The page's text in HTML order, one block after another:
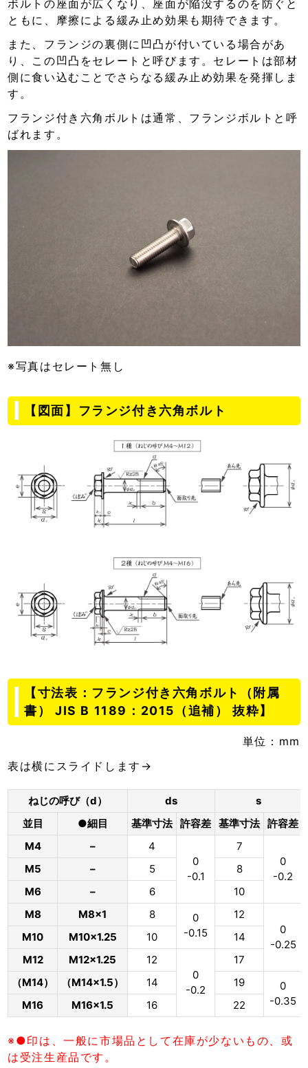
ボルトの座面が広くなり、座面が陥没するのを防ぐと
ともに、摩擦による緩み止め効果も期待できます。
また、フランジの裏側に凹凸が付いている場合があ
り、この凹凸をセレートと呼びます。セレートは部材
側に食い込むことでさらなる緩み止め効果を発揮しま
す。
フランジ付き六角ボルトは通常、フランジボルトと呼
ばれます。
※写真はセレート無し
【図面】フランジ付き六角ボルト
【寸法表：フランジ付き六角ボルト（附属
書） JIS B 1189：2015（追補） 抜粋】
単位：mm
表は横にスライドします→
ねじの呼び（d） ds
s
並目
●細目 基準寸法 許容差 基準寸法 許容差
M4
–
4
0
-0.1
7
0
-0.2
M5 – 5
8
M6
– 6
10
M8
M8×1 8
0
-0.15
12
0
-0.25
M10
M10×1.25 10 14
M12
M12×1.25
12
0
-0.2
17
（M14）
（M14×1.5） 14 19
0
-0.35
M16 M16×1.5 16 22
※●印は、一般に市場品として在庫が少ないもの、或
は受注生産品です。